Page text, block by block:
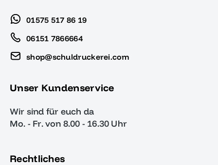
01575 517 86 19
06151 7866664
shop@schuldruckerei.com
Unser Kundenservice
Wir sind für euch da
Mo. - Fr. von 8.00 - 16.30 Uhr
Rechtliches